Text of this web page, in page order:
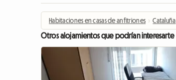
Habitaciones en casas de anfitriones › Cataluña
Otros alojamientos que podrían interesarte